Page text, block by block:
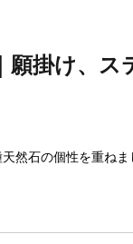
願掛け、ス
然石の個性を重ね